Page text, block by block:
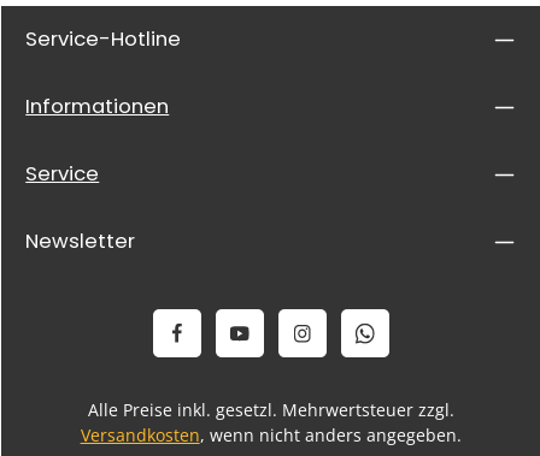
Service-Hotline
Informationen
Service
Newsletter
Alle Preise inkl. gesetzl. Mehrwertsteuer zzgl.
Versandkosten, wenn nicht anders angegeben.